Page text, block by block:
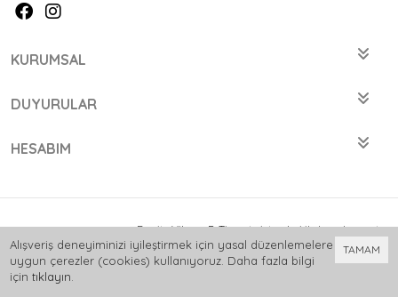
KURUMSAL
DUYURULAR
HESABIM
Bu siteVikaon E-Ticaret sistemleriile hazırlanmıştır.
TAMAM
Alışveriş deneyiminizi iyileştirmek için yasal düzenlemelere
uygun çerezler (cookies) kullanıyoruz. Daha fazla bilgi
için tıklayın